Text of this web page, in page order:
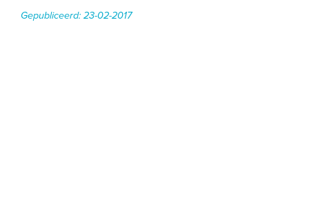
RENOVATIEPREMIES
Gepubliceerd: 23-02-2017